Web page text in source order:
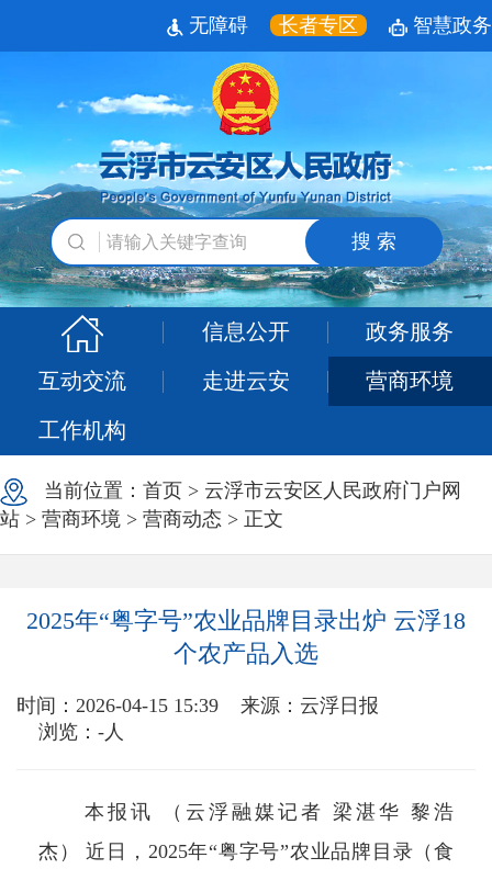
无障碍 长者专区 智慧政务
搜 索
信息公开 政务服务
互动交流 走进云安 营商环境
工作机构
当前位置： 首页 > 云浮市云安区人民政府门户网
站 > 营商环境 > 营商动态 > 正文
2025年“粤字号”农业品牌目录出炉 云浮18
个农产品入选
时间：2026-04-15 15:39
来源：云浮日报
浏览： -人
本报讯 （云浮融媒记者 梁湛华 黎浩
杰） 近日，2025年“粤字号”农业品牌目录（食